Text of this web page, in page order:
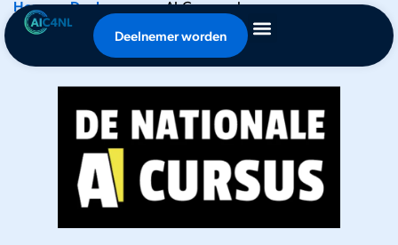
Deelnemer worden
Home•Deelnemers•AI-Cursus.nl
AI-Cursus.nl